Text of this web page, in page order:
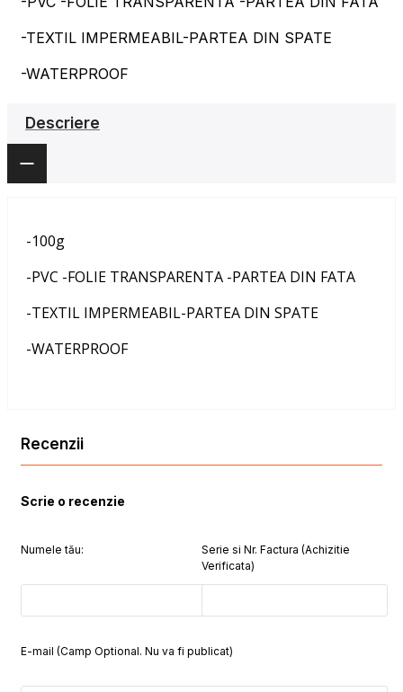
-TEXTIL IMPERMEABIL-PARTEA DIN SPATE
-WATERPROOF
Descriere
-100g
-PVC -FOLIE TRANSPARENTA -PARTEA DIN FATA
-TEXTIL IMPERMEABIL-PARTEA DIN SPATE
-WATERPROOF
Recenzii
Scrie o recenzie
Numele tău:
Serie si Nr. Factura (Achizitie
Verificata)
E-mail (Camp Optional. Nu va fi publicat)